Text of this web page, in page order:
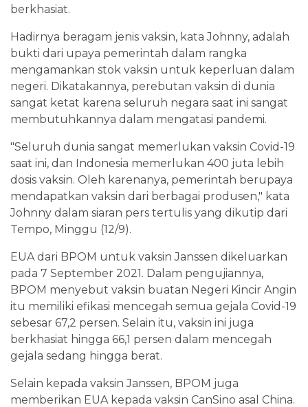
berkhasiat.
Hadirnya beragam jenis vaksin, kata Johnny, adalah
bukti dari upaya pemerintah dalam rangka
mengamankan stok vaksin untuk keperluan dalam
negeri. Dikatakannya, perebutan vaksin di dunia
sangat ketat karena seluruh negara saat ini sangat
membutuhkannya dalam mengatasi pandemi.
"Seluruh dunia sangat memerlukan vaksin Covid-19
saat ini, dan Indonesia memerlukan 400 juta lebih
dosis vaksin. Oleh karenanya, pemerintah berupaya
mendapatkan vaksin dari berbagai produsen," kata
Johnny dalam siaran pers tertulis yang dikutip dari
Tempo, Minggu (12/9).
EUA dari BPOM untuk vaksin Janssen dikeluarkan
pada 7 September 2021. Dalam pengujiannya,
BPOM menyebut vaksin buatan Negeri Kincir Angin
itu memiliki efikasi mencegah semua gejala Covid-19
sebesar 67,2 persen. Selain itu, vaksin ini juga
berkhasiat hingga 66,1 persen dalam mencegah
gejala sedang hingga berat.
Selain kepada vaksin Janssen, BPOM juga
memberikan EUA kepada vaksin CanSino asal China.